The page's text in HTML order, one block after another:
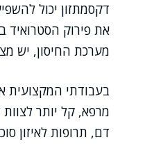
דקסמתזון יכול
את פירוק
מערכת החיסון, יש
בעבודתי המקצועית
מרפא, קל יותר
דם, תרופות לאיזון